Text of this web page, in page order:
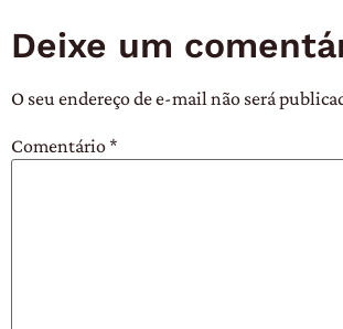
Deixe um
O seu endereço de e-mail não será
Comentário*